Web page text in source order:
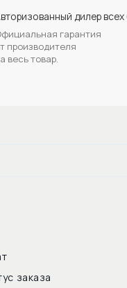
дилер всех
гарантия
производителя
весь товар.
заказа